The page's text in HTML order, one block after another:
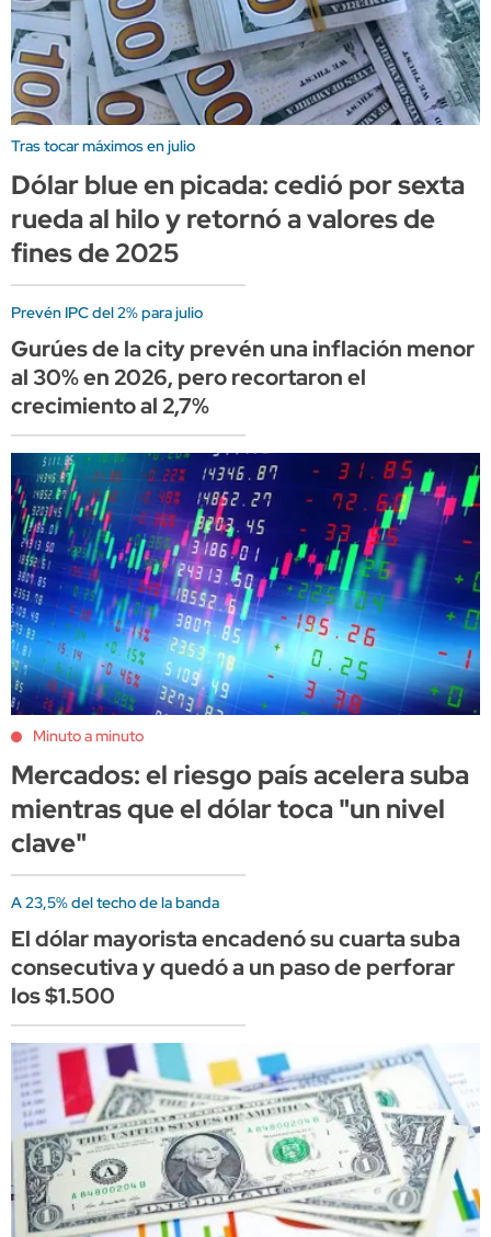
Tras tocar máximos en julio
Dólar blue en picada: cedió por sexta
rueda al hilo y retornó a valores de
fines de 2025
Prevén IPC del 2% para julio
Gurúes de la city prevén una inflación menor
al 30% en 2026, pero recortaron el
crecimiento al 2,7%
Minuto a minuto
Mercados: el riesgo país acelera suba
mientras que el dólar toca "un nivel
clave"
A 23,5% del techo de la banda
El dólar mayorista encadenó su cuarta suba
consecutiva y quedó a un paso de perforar
los $1.500